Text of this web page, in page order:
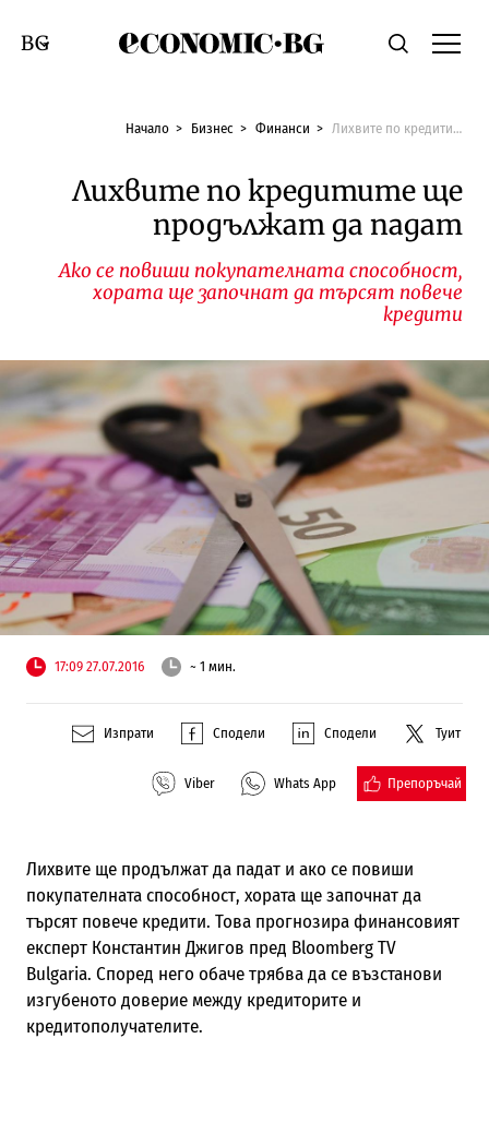
Economic.bgТърсене
Смяна на език
Начало Бизнес Финанси Лихвите по кредитите ще продължат да падат
Лихвите по кредитите ще
продължат да падат
Ако се повиши покупателната способност,
хората ще започнат да търсят повече
кредити
17:09 27.07.2016 ~ 1 мин.
Изпрати Сподели Сподели Туит
Viber Whats App Препоръчай
Лихвите ще продължат да падат и ако се повиши
покупателната способност, хората ще започнат да
търсят повече кредити. Това прогнозира финансовият
експерт Константин Джигов пред Bloomberg TV
Bulgaria. Според него обаче трябва да се възстанови
изгубеното доверие между кредиторите и
кредитополучателите.